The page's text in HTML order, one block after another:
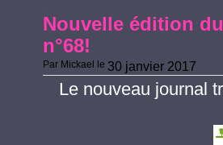
Nouvelle édition
n°68!
Par Mickael le 30 janvier 2017
Le nouveau journal